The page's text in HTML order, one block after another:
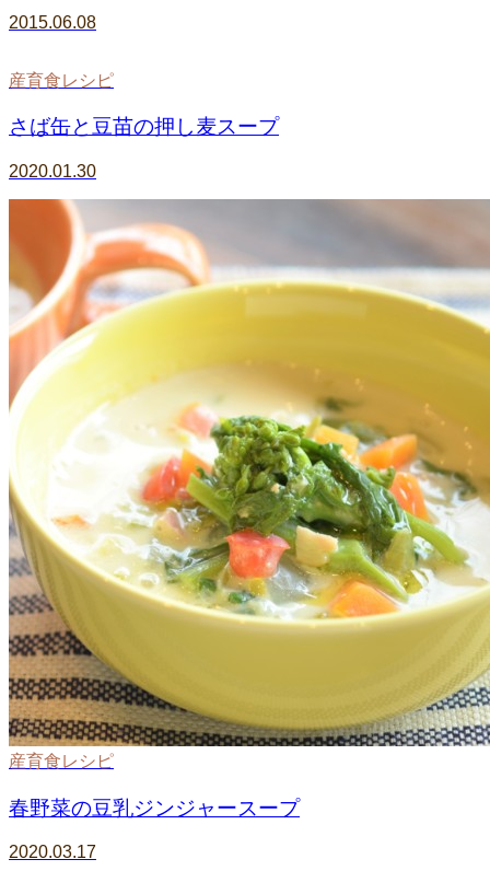
2015.06.08
産育食レシピ
さば缶と豆苗の押し麦スープ
2020.01.30
産育食レシピ
春野菜の豆乳ジンジャースープ
2020.03.17